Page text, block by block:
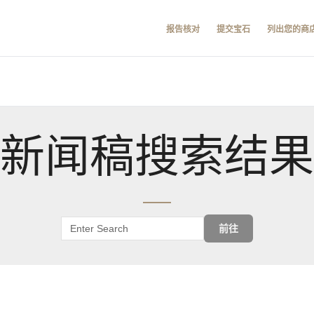
报告核对 提交宝石 列出您的商
新闻稿搜索结果
前往